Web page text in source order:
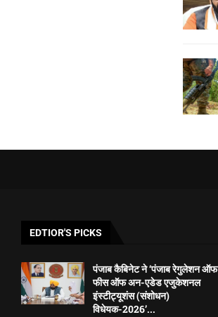
EDTIOR'S PICKS
पंजाब कैबिनेट ने ‘पंजाब रेगुलेशन ऑफ
फीस ऑफ अन-एडेड एजुकेशनल
इंस्टीट्यूशंस (संशोधन)
विधेयक-2026’...